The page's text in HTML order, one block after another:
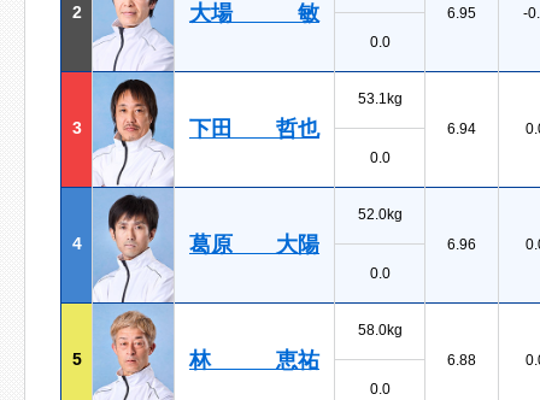
2 大場 敏
6.95
-
0.0
3 下田 哲也
53.1kg
6.94
0.0
4 葛原 大陽
52.0kg
6.96
0.0
5 林 恵祐
58.0kg
6.88
0.0